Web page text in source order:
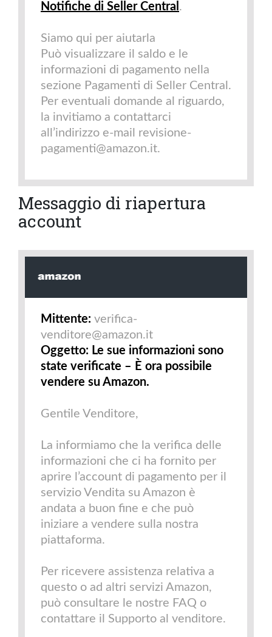
Notifiche di Seller Central .
Siamo qui per aiutarla
Può visualizzare il saldo e le
informazioni di pagamento nella
sezione Pagamenti di Seller Central.
Per eventuali domande al riguardo,
la invitiamo a contattarci
all’indirizzo e-mail revisione-
pagamenti@amazon.it.
Messaggio di riapertura
account
Mittente: verifica-
venditore@amazon.it
Oggetto: Le sue informazioni sono
state verificate – È ora possibile
vendere su Amazon.
Gentile Venditore,
La informiamo che la verifica delle
informazioni che ci ha fornito per
aprire l’account di pagamento per il
servizio Vendita su Amazon è
andata a buon fine e che può
iniziare a vendere sulla nostra
piattaforma.
Per ricevere assistenza relativa a
questo o ad altri servizi Amazon,
può consultare le nostre FAQ o
contattare il Supporto al venditore.